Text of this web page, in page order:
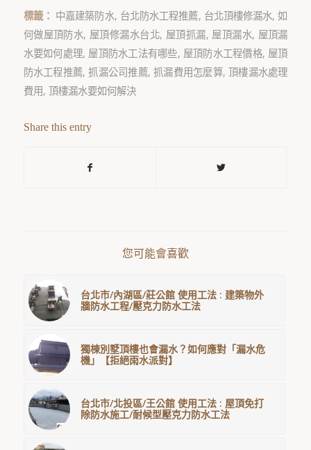
標籤： 中嘉建築防水, 台北防水工程推薦, 台北頂樓修漏水,如
何做屋頂防水, 屋頂修漏水台北, 屋頂抓漏, 屋頂漏水, 屋頂漏
水要如何處理, 屋頂防水工法有哪些, 屋頂防水工程價格, 屋頂
防水工程推薦,抓漏公司推薦,抓漏費用怎麼算,頂樓漏水處理
費用, 頂樓漏水要如何解決
Share this entry
您可能會喜歡
台北市/內湖區/莊公館 使用工法 : 建築物外
牆防水工程/壓克力防水工法
獨棟別墅頂樓也會漏水？如何應對「漏水危
機」【拒絕雨水派對】
台北市/北投區/王公館 使用工法 : 屋頂免打
除防水施工/耐候型壓克力防水工法